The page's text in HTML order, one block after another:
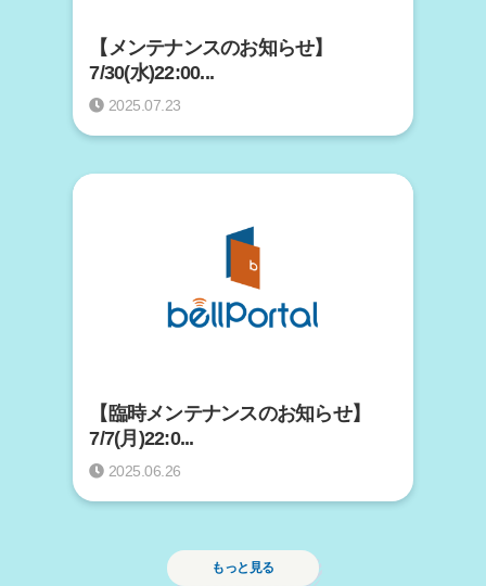
【メンテナンスのお知らせ】
7/30(水)22:00...
2025.07.23
【臨時メンテナンスのお知らせ】
7/7(月)22:0...
2025.06.26
もっと見る